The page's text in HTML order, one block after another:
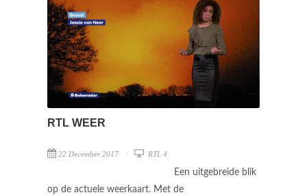
RTL WEER
22 December 2017 RTL 4
Een uitgebreide blik
op de actuele weerkaart. Met de